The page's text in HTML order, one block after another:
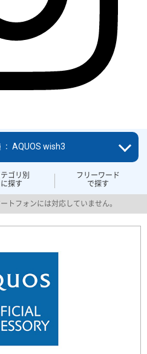
ゴリ別
に探す
フリーワード
で探す
AQUOS wish3
トフォンには対応していません。